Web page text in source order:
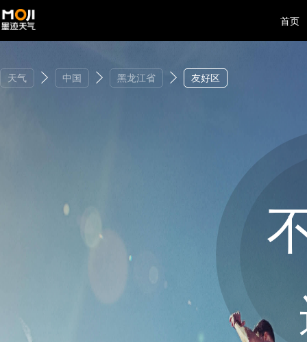
首页
天气 中国 黑龙江省 友好区